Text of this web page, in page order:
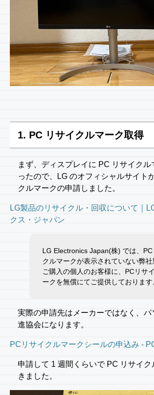
1. PC リサイクルマーク取得
まず、ディスプレイに PC リサイクル
ったので、LG のオフィシャルサイト
クルマークの申請しました。
LG製品のリサイクル・回収について｜
クス・ジャパン
LG Electronics Japan(株) では、PC
クルマークが表示されていない弊社
ご購入の個人のお客様に、PCリサ
ークを無償にてご提供しております
実際の申請先はメーカーではなく、パ
進協会になります。
PCリサイクルマークシールの申込み -
申請して 1 週間くらいで PC リサイク
きました。